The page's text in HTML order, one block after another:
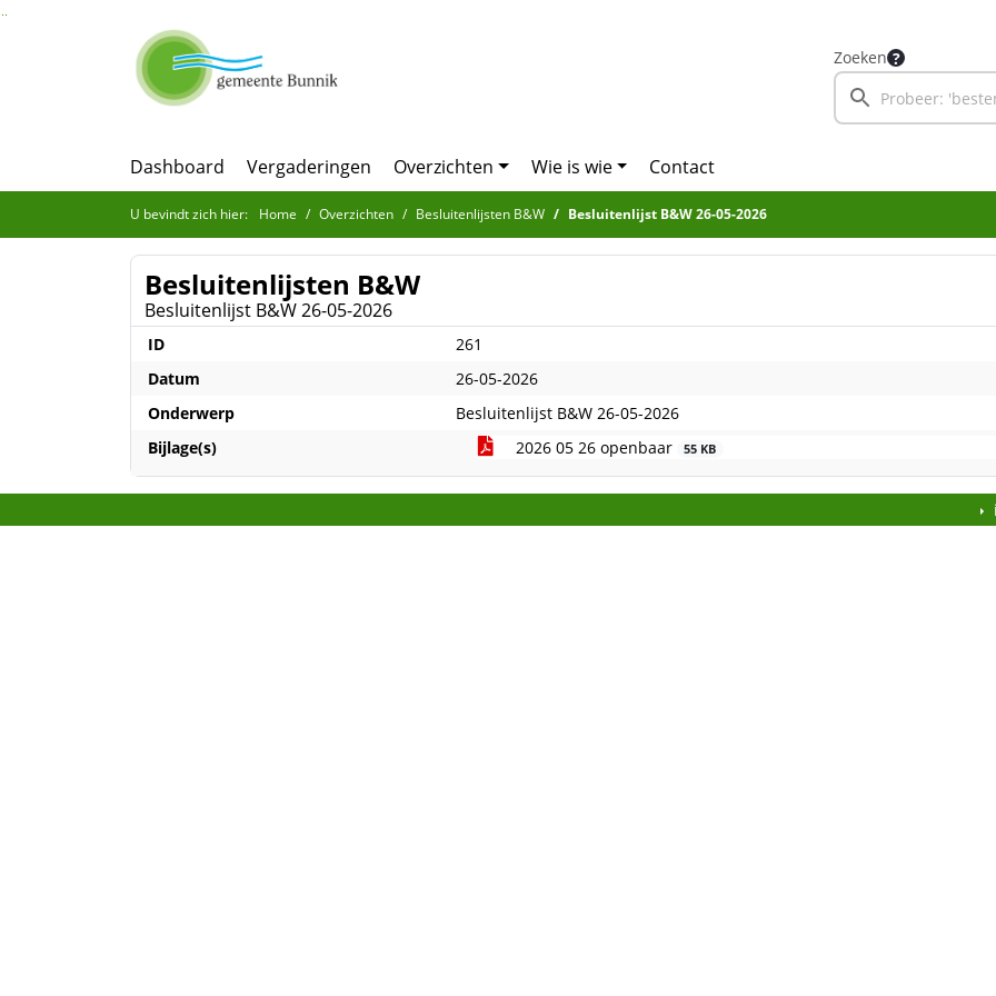
Ga naar de inhoud van deze pagina
Ga naar het zoeken
Ga naar het menu
Zoeken
Dashboard Vergaderingen Overzichten Wie is wie Contact
U bevindt zich hier: Home Overzichten Besluitenlijsten B&W Besluitenlijst B&W 26-05-2026
Besluitenlijsten B&W
Besluitenlijst B&W 26-05-2026
ID
261
Datum
26-05-2026
Onderwerp
Besluitenlijst B&W 26-05-2026
Bijlage(s)
2026 05 26 openbaar 55 KB